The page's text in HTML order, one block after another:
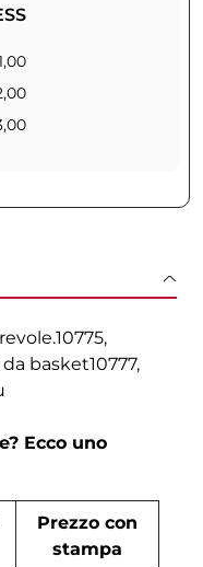
basket10777,
Ecco uno
Prezzo con
stampa